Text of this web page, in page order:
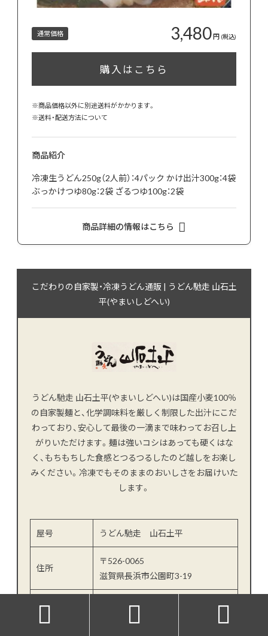
通常価格 3,480円 (税込)
購入はこちら
※商品価格以外に別途送料がかかります。
※送料・配送方法について
商品紹介
冷凍生うどん250g（2人前）：4パック かけ出汁300g：4袋
ぶっかけつゆ80g：2袋 ざるつゆ100g：2袋
商品詳細の情報はこちら
こだわりの自家製・冷凍うどん通販 | うどん馳走 山石土
平(やまいしどへい)
うどん馳走 山石土平(やまいしどへい)は国産小麦100％
の自家製麺と、化学調味料を厳しく制限した出汁にこだ
わっており、安心して最後の一滴まで味わってお召し上
がりいただけます。麺は強いコシはあっても硬くはな
く、もちもちした食感とつるつるしたのど越しをお楽し
みください。冷凍でもそのままのおいしさをお届けいた
します。
屋号 うどん馳走 山石土平
住所
〒526-0065
滋賀県長浜市公園町3-19
営業時間 11:30 - 14:30
  